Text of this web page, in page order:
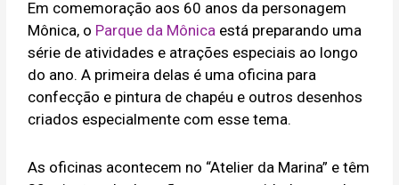
Em comemoração aos 60 anos da personagem
Mônica, o Parque da Mônica está preparando uma
série de atividades e atrações especiais ao longo
do ano. A primeira delas é uma oficina para
confecção e pintura de chapéu e outros desenhos
criados especialmente com esse tema.
As oficinas acontecem no “Atelier da Marina” e têm